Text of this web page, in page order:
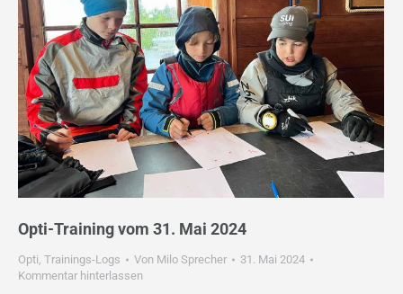
Opti-Training vom 31. Mai 2024
Opti Trainings-Logs Von Milo Sprecher
31. Mai 2024
Kommentar hinterlassen